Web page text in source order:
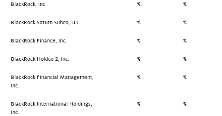
BlackRock, Inc. % %
BlackRock Saturn Subco, LLC % %
BlackRock Finance, Inc. % %
BlackRock Holdco 2, Inc. % %
BlackRock Financial Management,
Inc.
% %
BlackRock International Holdings,
Inc.
% %